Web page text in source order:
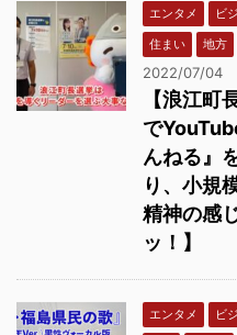
エンタメ ビ
住まい
地方
2022/07/04
【浪江町
で
んねる』
り、小規
精神の感
ッ！】
エンタメ ビ